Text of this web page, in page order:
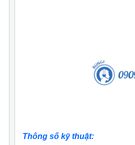
0909.067.950 Ms.Châu
Thông số kỹ thuật: